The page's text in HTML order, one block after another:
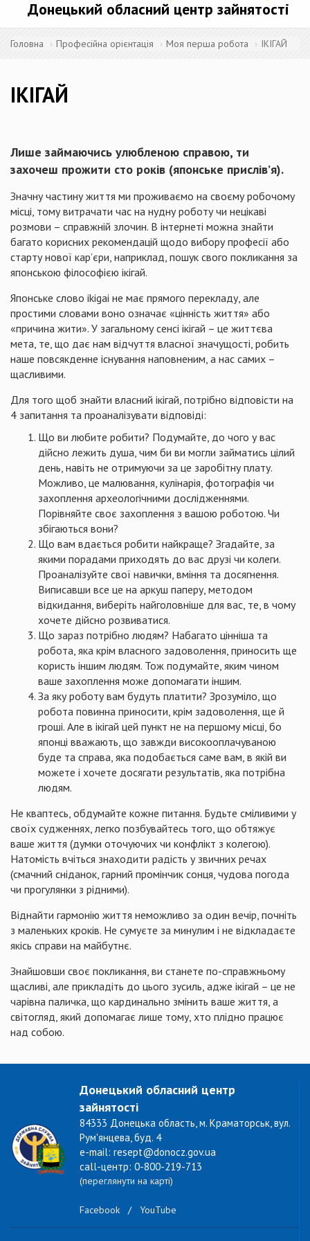
Донецький обласний центр зайнятості
Головна Професійна орієнтація Моя перша робота ІКІГАЙ
ІКІГАЙ
Лише займаючись улюбленою справою, ти
захочеш прожити сто років (японське прислів’я).
Значну частину життя ми проживаємо на своєму робочому
місці, тому витрачати час на нудну роботу чи нецікаві
розмови – справжній злочин. В інтернеті можна знайти
багато корисних рекомендацій щодо вибору професії або
старту нової кар’єри, наприклад, пошук свого покликання за
японською філософією ікігай.
Японське слово ikigai не має прямого перекладу, але
простими словами воно означає «цінність життя» або
«причина жити». У загальному сенсі ікігай – це життєва
мета, те, що дає нам відчуття власної значущості, робить
наше повсякденне існування наповненим, а нас самих –
щасливими.
Для того щоб знайти власний ікігай, потрібно відповісти на
4 запитання та проаналізувати відповіді:
Що ви любите робити? Подумайте, до чого у вас
дійсно лежить душа, чим би ви могли займатись цілий
день, навіть не отримуючи за це заробітну плату.
Можливо, це малювання, кулінарія, фотографія чи
захоплення археологічними дослідженнями.
Порівняйте своє захоплення з вашою роботою. Чи
збігаються вони?
Що вам вдається робити найкраще? Згадайте, за
якими порадами приходять до вас друзі чи колеги.
Проаналізуйте свої навички, вміння та досягнення.
Виписавши все це на аркуш паперу, методом
відкидання, виберіть найголовніше для вас, те, в чому
хочете дійсно розвиватися.
Що зараз потрібно людям? Набагато цінніша та
робота, яка крім власного задоволення, приносить ще
користь іншим людям. Тож подумайте, яким чином
ваше захоплення може допомагати іншим.
За яку роботу вам будуть платити? Зрозуміло, що
робота повинна приносити, крім задоволення, ще й
гроші. Але в ікігай цей пункт не на першому місці, бо
японці вважають, що завжди високооплачуваною
буде та справа, яка подобається саме вам, в якій ви
можете і хочете досягати результатів, яка потрібна
людям.
Не кваптесь, обдумайте кожне питання. Будьте сміливими у
своїх судженнях, легко позбувайтесь того, що обтяжує
ваше життя (думки оточуючих чи конфлікт з колегою).
Натомість вчіться знаходити радість у звичних речах
(смачний сніданок, гарний промінчик сонця, чудова погода
чи прогулянки з рідними).
Віднайти гармонію життя неможливо за один вечір, почніть
з маленьких кроків. Не сумуєте за минулим і не відкладаєте
якісь справи на майбутнє.
Знайшовши своє покликання, ви станете по-справжньому
щасливі, але прикладіть до цього зусиль, адже ікігай – це не
чарівна паличка, що кардинально змінить ваше життя, а
світогляд, який допомагає лише тому, хто плідно працює
над собою.
Донецький обласний центр
зайнятості
84333 Донецька область, м. Краматорськ, вул.
Рум'янцева, буд. 4
e-mail: resept@donocz.gov.ua
call-центр: 0-800-219-713
(переглянути на карті)
Facebook / YouTube